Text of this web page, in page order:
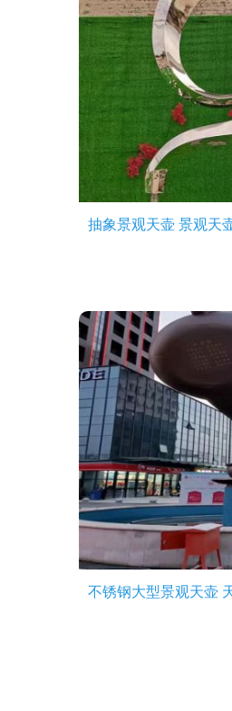
抽象景观天壶 景观天
不锈钢大型景观天壶